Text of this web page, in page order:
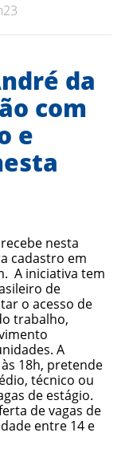
da
com
e
nesta
cadastro em
A iniciativa tem
de
o acesso de
trabalho,
A
18h, pretende
técnico ou
de estágio.
de vagas de
entre 14 e